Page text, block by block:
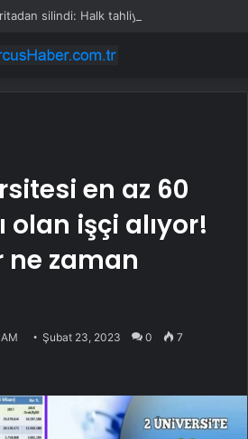
silindi: Halk tahliye edildi
en az 60
olan işçi alıyor!
ne zaman
Şubat 23, 2023 0 7